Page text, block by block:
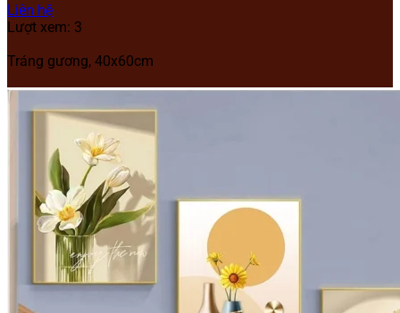
Liên hệ
Lượt xem: 3
Tráng gương, 40x60cm